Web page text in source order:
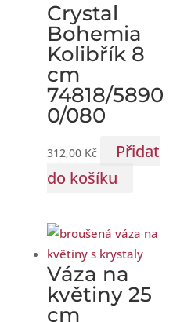
Crystal
Bohemia
Kolibřík 8
cm
74818/5890
0/080
312,00 Kč
Přidat
do košíku
Váza na
květiny 25
cm